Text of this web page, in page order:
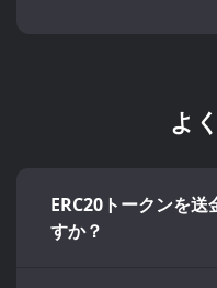
よ
ERC20トークンを
すか？